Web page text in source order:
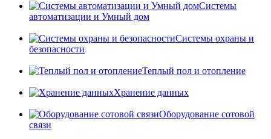
Системы
автоматизации и Умный дом
Системы охраны и
безопасности
Теплый пол и отопление
Хранение данных
Оборудование сотовой
связи